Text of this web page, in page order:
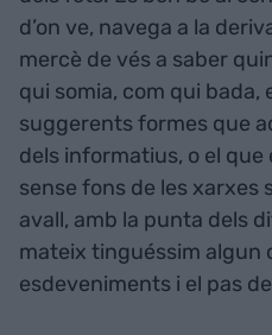
d’on ve, navega a la
mercè de vés a saber
qui somia, com qui bada,
suggerents formes que
dels informatius, o el que
sense fons de les xarxes
avall, amb la punta dels
mateix tinguéssim algun
esdeveniments i el pas